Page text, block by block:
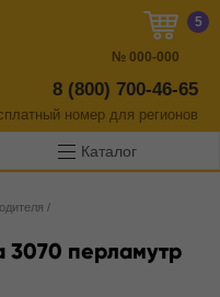
8 (800) 700-46-65
номер для регионов
5
№ 000-000
Каталог
/
3070 перламутр